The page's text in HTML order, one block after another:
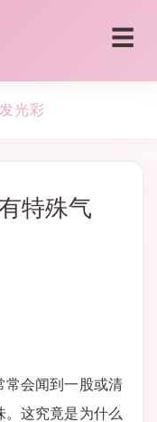
☰
光彩
特殊气
常会闻到一股或清
。这究竟是为什么